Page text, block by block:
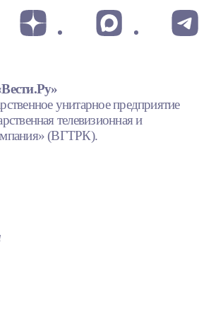
унитарное предприятие
телевизионная и
(ВГТРК).